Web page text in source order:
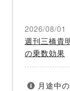
2026/08/01
週刊三橋貴
の乗数効果
月途中の